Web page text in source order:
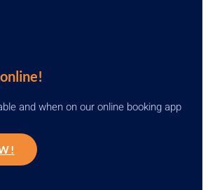
and when on our online booking app